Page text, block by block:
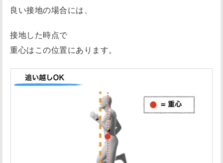
良い接地の場合には、
接地した時点で
重心はこの位置にあります。